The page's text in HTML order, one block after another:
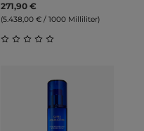
271,90 €
(5.438,00 € / 1000 Milliliter)